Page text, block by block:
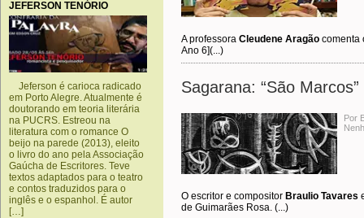
JEFERSON TENÓRIO
Jeferson é carioca radicado
em Porto Alegre. Atualmente é
doutorando em teoria literária
na PUCRS. Estreou na
literatura com o romance O
beijo na parede (2013), eleito
o livro do ano pela Associação
Gaúcha de Escritores. Teve
textos adaptados para o teatro
e contos traduzidos para o
inglês e o espanhol. É autor
[…]
A professora Cleudene Aragão comenta
Ano 6](...)
Sagarana: “São Marcos”
Por
O escritor e compositor Braulio Tavares
de Guimarães Rosa. (...)